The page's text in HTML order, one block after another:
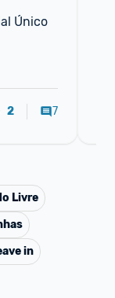
Único
2 7
Livre
in